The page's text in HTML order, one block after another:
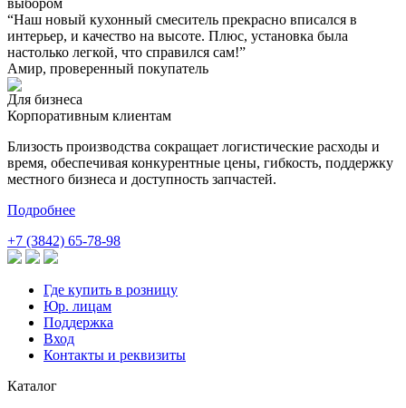
выбором
“Наш новый кухонный смеситель прекрасно вписался в
интерьер, и качество на высоте. Плюс, установка была
настолько легкой, что справился сам!”
Амир, проверенный покупатель
Для бизнеса
Корпоративным клиентам
Близость производства сокращает логистические расходы и
время, обеспечивая конкурентные цены, гибкость, поддержку
местного бизнеса и доступность запчастей.
Подробнее
+7 (3842) 65-78-98
Где купить в розницу
Юр. лицам
Поддержка
Вход
Контакты и реквизиты
Каталог